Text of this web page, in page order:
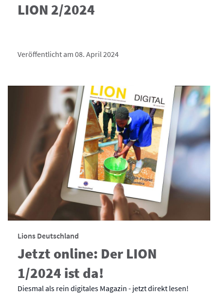
LION 2/2024
Veröffentlicht am 08. April 2024
Lions Deutschland
Jetzt online: Der LION
1/2024 ist da!
Diesmal als rein digitales Magazin - jetzt direkt lesen!